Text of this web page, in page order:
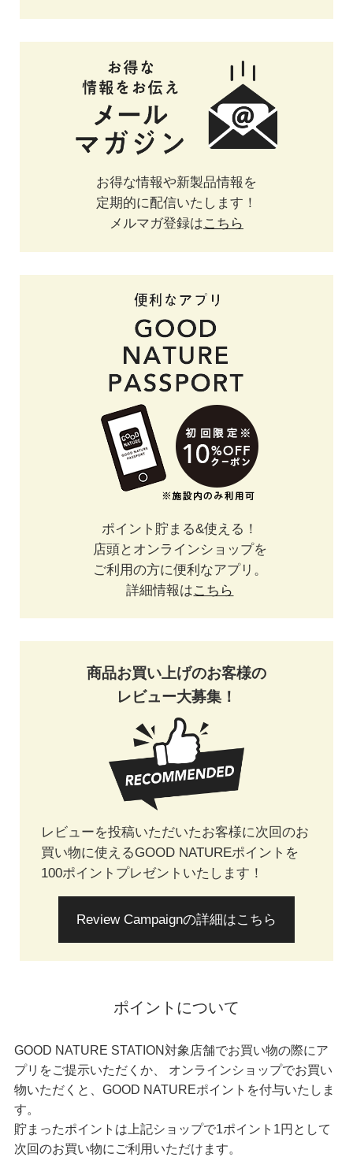
お得な情報や新製品情報を
定期的に配信いたします！
メルマガ登録はこちら
ポイント貯まる&使える！
店頭とオンラインショップを
ご利用の方に便利なアプリ。
詳細情報はこちら
商品お買い上げのお客様の
レビュー大募集！
レビューを投稿いただいたお客様に次回のお
買い物に使えるGOOD NATUREポイントを
100ポイントプレゼントいたします！
Review Campaignの詳細はこちら
ポイントについて
GOOD NATURE STATION対象店舗でお買い物の際にア
プリをご提示いただくか、
オンラインショップでお買い
物いただくと、GOOD NATUREポイントを付与いたしま
す。
貯まったポイントは上記ショップで1ポイント1円として
次回のお買い物にご利用いただけます。